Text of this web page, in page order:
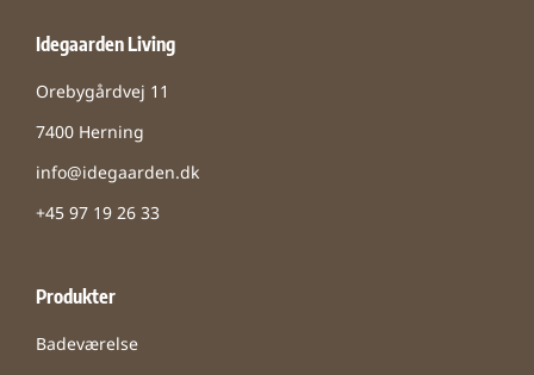
Idegaarden Living
Orebygårdvej 11
7400 Herning
info@idegaarden.dk
+45 97 19 26 33
Produkter
Badeværelse